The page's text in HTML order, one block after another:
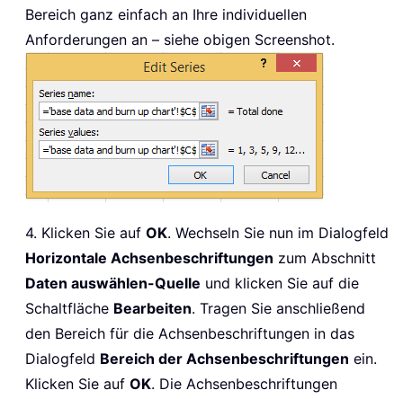
Bereich ganz einfach an Ihre individuellen
Anforderungen an – siehe obigen Screenshot.
4. Klicken Sie auf OK. Wechseln Sie nun im Dialogfeld
Horizontale Achsenbeschriftungen zum Abschnitt
Daten auswählen-Quelle und klicken Sie auf die
Schaltfläche Bearbeiten. Tragen Sie anschließend
den Bereich für die Achsenbeschriftungen in das
Dialogfeld Bereich der Achsenbeschriftungen ein.
Klicken Sie auf OK. Die Achsenbeschriftungen